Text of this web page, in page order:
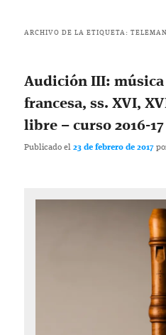
ARCHIVO DE LA ETIQUETA:
Audición III: música
francesa, ss. XVI,
libre – curso 2016-17
Publicado el23 de febrero de 2017